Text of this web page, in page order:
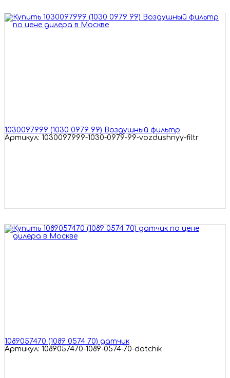
1030097999 (1030 0979 99) Воздушный фильтр
Артикул: 1030097999-1030-0979-99-vozdushnyy-filtr
1089057470 (1089 0574 70) датчик
Артикул: 1089057470-1089-0574-70-datchik